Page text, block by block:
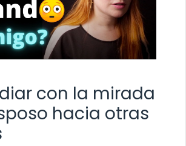
con la mirada
hacia otras